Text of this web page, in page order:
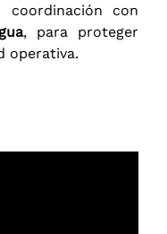
coordinación con
, para proteger
operativa.